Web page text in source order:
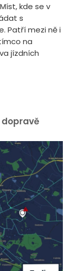
kde se v
s
Patří mezi ně i
na
jízdních
dopravě